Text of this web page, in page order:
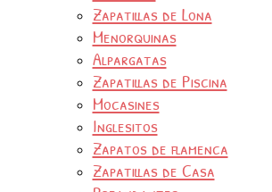
Zapatillas de Lona
Menorquinas
Alpargatas
Zapatillas de Piscina
Mocasines
Inglesitos
Zapatos de flamenca
Zapatillas de Casa